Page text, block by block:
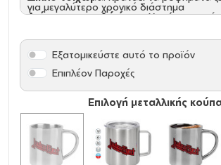
για μεγαλύτερο χρονικό διάστημα
Λεία και ασφαλή άκρα: Χωρίς αιχμηρά
Ιδανικές για:
Καθημερινή χρήση στο σπίτι ή στο
Κάμπινγκ, ταξίδια και υπαίθριες
Διαφημιστικά δώρα με εκτύπωση
Δώρα για λάτρεις του καφέ και του
Αποκτήστε τώρα μια κομψή και
θα σας συνοδεύει παντού!
χέρι)
Επιλογή μεταλλικής
Εξατομικεύστε αυτό το προϊόν
Επιπλέον Παροχές